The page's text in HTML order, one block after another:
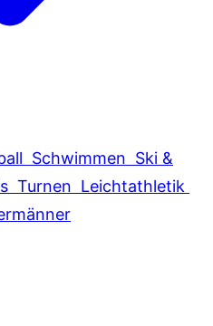
Schwimmen Ski &
Turnen Leichtathletik